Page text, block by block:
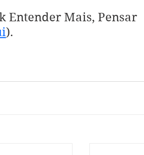
Entender Mais, Pensar
).